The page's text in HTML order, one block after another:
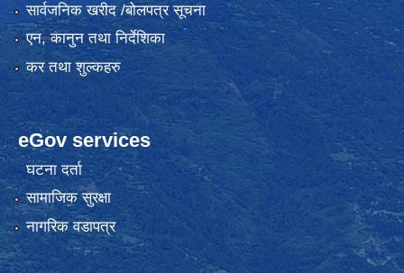
सार्वजनिक खरीद /बोलपत्र सूचना
एन, कानुन तथा निर्देशिका
कर तथा शुल्कहरु
eGov services
घटना दर्ता
सामाजिक सुरक्षा
नागरिक वडापत्र